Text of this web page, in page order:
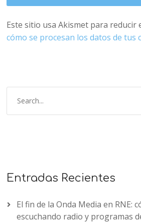
Este sitio usa Akismet para reducir
cómo se procesan los datos de tus
Entradas Recientes
El fin de la Onda Media en RNE:
escuchando radio y programas